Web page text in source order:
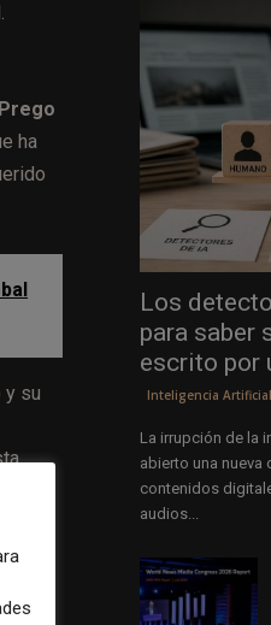
ha
y su
de
Los
para saber
escrito por
Inteligencia Artificial
La irrupción de la
abierto una
contenidos
audios...